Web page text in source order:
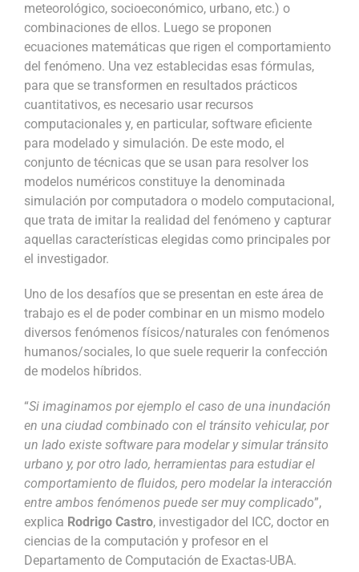
meteorológico, socioeconómico, urbano, etc.) o
combinaciones de ellos. Luego se proponen
ecuaciones matemáticas que rigen el comportamiento
del fenómeno. Una vez establecidas esas fórmulas,
para que se transformen en resultados prácticos
cuantitativos, es necesario usar recursos
computacionales y, en particular, software eficiente
para modelado y simulación. De este modo, el
conjunto de técnicas que se usan para resolver los
modelos numéricos constituye la denominada
simulación por computadora o modelo computacional,
que trata de imitar la realidad del fenómeno y capturar
aquellas características elegidas como principales por
el investigador.
Uno de los desafíos que se presentan en este área de
trabajo es el de poder combinar en un mismo modelo
diversos fenómenos físicos/naturales con fenómenos
humanos/sociales, lo que suele requerir la confección
de modelos híbridos.
“Si imaginamos por ejemplo el caso de una inundación
en una ciudad combinado con el tránsito vehicular, por
un lado existe software para modelar y simular tránsito
urbano y, por otro lado, herramientas para estudiar el
comportamiento de fluidos, pero modelar la interacción
entre ambos fenómenos puede ser muy complicado”,
explica Rodrigo Castro, investigador del ICC, doctor en
ciencias de la computación y profesor en el
Departamento de Computación de Exactas-UBA.